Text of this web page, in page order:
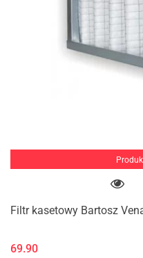
Filtr kasetowy Bartosz
69.90